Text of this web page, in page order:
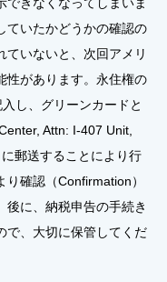
ていたかどうかの確認の
ていないと、次回アメリ
性があります。永住権の
し、グリーンカードと
Attn: I-407 Unit,
郵送することにより行
確認（Confirmation）
後に、納税申告の手続き
で、大切に保管してくだ